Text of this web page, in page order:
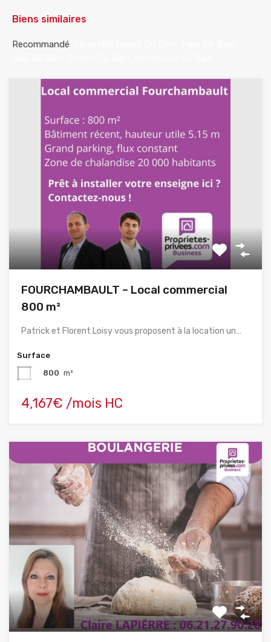
Biens similaires
Recommandé
FOURCHAMBAULT – Local commercial
800 m²
Patrick et Florent Loisy vous proposent à la location un…
Surface
800 m²
4,167€ /mois HC